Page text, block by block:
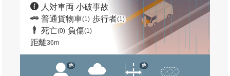
人対車両 小破事故
普通貨物車(1) 歩行者(1)
死亡(0) 負傷(1)
距離36m
他 他